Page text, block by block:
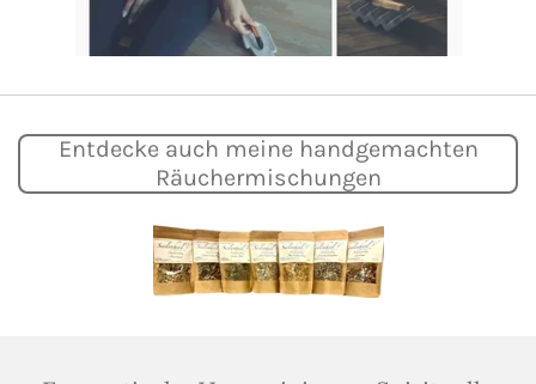
Entdecke auch meine handgemachten
Räuchermischungen